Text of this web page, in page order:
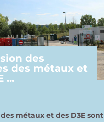
des
des métaux et
...
métaux et des D3E sont